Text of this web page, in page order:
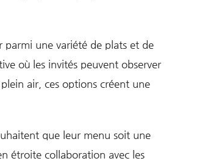
parmi une variété de plats et de
où les invités peuvent observer
air, ces options créent une
que leur menu soit une
étroite collaboration avec les